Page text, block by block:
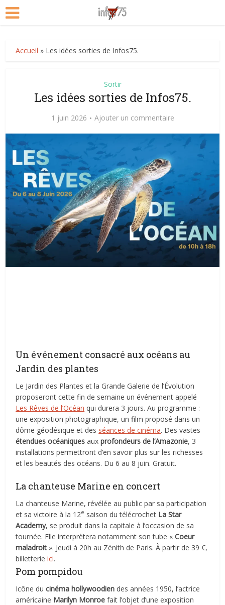
Accueil » Les idées sorties de Infos75.
Sortir
Les idées sorties de Infos75.
1 juin 2026 Ajouter un commentaire
Un événement consacré aux océans au
Jardin des plantes
Le Jardin des Plantes et la Grande Galerie de l’Évolution
proposeront cette fin de semaine un événement appelé
Les Rêves de l’Océan qui durera 3 jours. Au programme :
une exposition photographique, un film proposé dans un
dôme géodésique et des séances de cinéma. Des vastes
étendues océaniques auxprofondeurs de l’Amazonie, 3
installations permettront d’en savoir plus sur les richesses
et les beautés des océans. Du 6 au 8 juin. Gratuit.
La chanteuse Marine en concert
La chanteuse Marine, révélée au public par sa participation
et sa victoire à la 12e saison du télécrochet La Star
Academy, se produit dans la capitale à l’occasion de sa
tournée. Elle interprètera notamment son tube «Coeur
maladroit ». Jeudi à 20h au Zénith de Paris. À partir de 39 €,
billetterieici.
Pom pompidou
Icône ducinéma hollywoodien des années 1950, l’actrice
américaine Marilyn Monroe fait l’objet d’une exposition